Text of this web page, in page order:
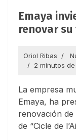
Emaya
renovar
Oriol Ribas
2 minutos
La empresa
Emaya, ha
renovación de
de “Cicle de